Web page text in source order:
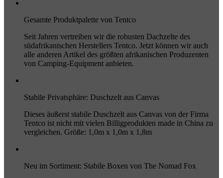
Gesamte Produktpalette von Tentco
Seit Jahren vertreiben wir die robusten Dachzelte des
südafrikanischen Herstellers Tentco. Jetzt können wir auch
alle anderen Artikel des größten afrikanischen Produzenten
von Camping-Equipment anbieten.
Stabile Privatsphäre: Duschzelt aus Canvas
Dieses äußerst stabile Duschzelt aus Canvas von der Firma
Tentco ist nicht mit vielen Billigprodukten made in China zu
vergleichen. Größe: 1,0m x 1,0m x 1,8m
Neu im Sortiment: Stabile Boxen von The Nomad Fox